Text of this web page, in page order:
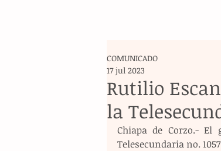
Rutilio
la
COMUNICADO
17 jul 2023
Chiapa de Corzo.- El
Telesecundaria no.